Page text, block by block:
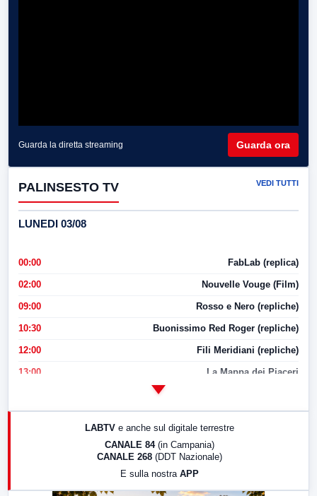
Guarda la diretta streaming Guarda ora
PALINSESTO TV VEDI TUTTI
LUNEDI 03/08
00:00 FabLab (replica)
02:00 Nouvelle Vouge (Film)
09:00 Rosso e Nero (repliche)
10:30 Buonissimo Red Roger (repliche)
12:00 Fili Meridiani (repliche)
13:00 La Mappa dei Piaceri
17:00 LabNews (replica)
LABTV e anche sul digitale terrestre
CANALE 84 (in Campania)
CANALE 268 (DDT Nazionale)
E sulla nostra APP